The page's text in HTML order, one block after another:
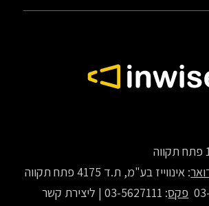
: אינווייז בע"מ, ת.ד 4175 פתח תקווה
פקס: 03-5627111 |
ליצירת קשר